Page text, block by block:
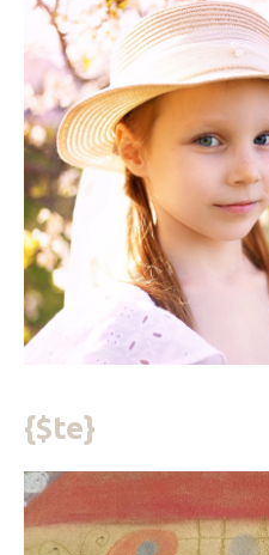
{$te}